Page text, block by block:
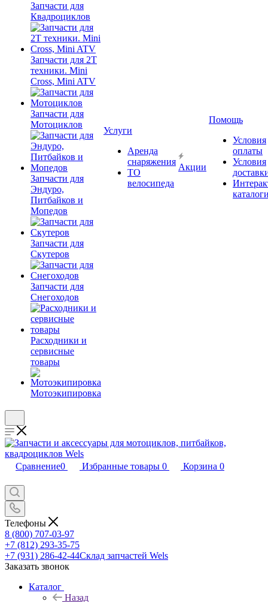
Запчасти для
Квадроциклов
Запчасти для 2T
техники. Mini
Cross, Mini ATV
Запчасти для
Мотоциклов
Запчасти для
Эндуро,
Питбайков и
Мопедов
Запчасти для
Скутеров
Запчасти для
Снегоходов
Расходники и
сервисные
товары
Мотоэкипировка
Услуги
Аренда
снаряжения
ТО
велосипеда
Акции
Помощь
Условия
оплаты
Условия
Сравнение0 Избранные товары 0 Корзина 0
Телефоны
8 (800) 707-03-97
+7 (812) 293-35-75
+7 (931) 286-42-44Склад запчастей Wels
Заказать звонок
Каталог
Назад